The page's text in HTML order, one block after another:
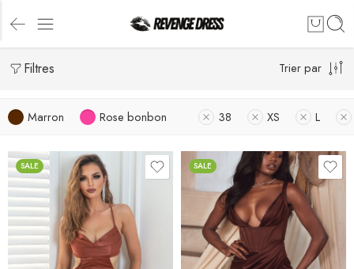
Filtres Trier par
Marron Rose bonbon 38 XS L
SALE SALE